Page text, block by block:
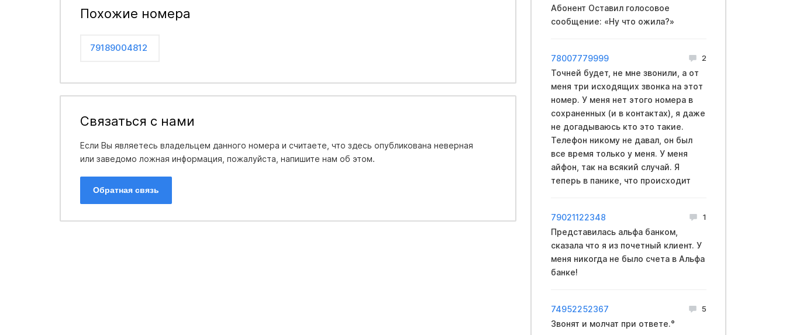
Похожие номера
79189004812
Связаться с нами
Если Вы являетесь владельцем данного номера и считаете, что здесь опубликована неверная
или заведомо ложная информация, пожалуйста, напишите нам об этом.
Обратная связь
Абонент Оставил голосовое
сообщение: «Ну что ожила?»
78007779999 2
Точней будет, не мне звонили, а от
меня три исходящих звонка на этот
номер. У меня нет этого номера в
сохраненных (и в контактах), я даже
не догадываюсь кто это такие.
Телефон никому не давал, он был
все время только у меня. У меня
айфон, так на всякий случай. Я
теперь в панике, что происходит
79021122348 1
Представилась альфа банком,
сказала что я из почетный клиент. У
меня никогда не было счета в Альфа
банке!
74952252367 5
Звонят и молчат при ответе.°